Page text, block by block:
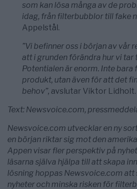
som kan lösa många av de
idag, från filterbubblor till fake
Appelstål.
”Vi befinner oss i början av vår
att i grunden förändra hur vi tar
Potentialen är enorm. Inte bara
produkt, utan även för att det
behov”, avslutar Viktor Lidholt.
Text: Newsvoice.com,
Newsvoice.com utvecklar en ny
en början riktar sig mot den
Appen visar fler perspektiv på
läsarna själva hjälpa till att skapa
lösning hoppas Newsvoice.com att
nyheter och minska risken för